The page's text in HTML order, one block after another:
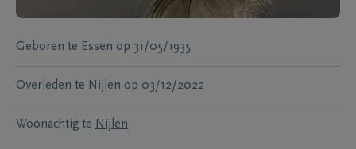
Geboren te Essen op 31/05/1935
Overleden te Nijlen op 03/12/2022
Woonachtig te Nijlen